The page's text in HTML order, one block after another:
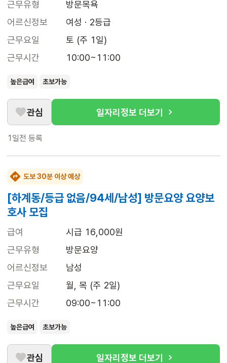
근무유형
방문목욕
어르신정보
여성 · 2등급
근무요일
토 (주 1일)
근무시간
10:00~11:00
높은급여 초보가능
관심 일자리정보 더보기
1일전 등록
도보 30분 이상 예상
[하계동/등급 없음/94세/남성] 방문요양 요양보
호사 모집
급여
시급 16,000원
근무유형
방문요양
어르신정보
남성
근무요일
월, 목 (주 2일)
근무시간
09:00~11:00
높은급여 초보가능
관심 일자리정보 더보기